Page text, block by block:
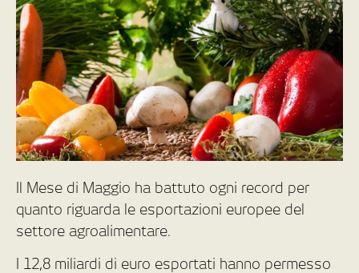
Il Mese di Maggio ha battuto ogni record per
quanto riguarda le esportazioni europee del
settore agroalimentare.
I 12,8 miliardi di euro esportati hanno permesso